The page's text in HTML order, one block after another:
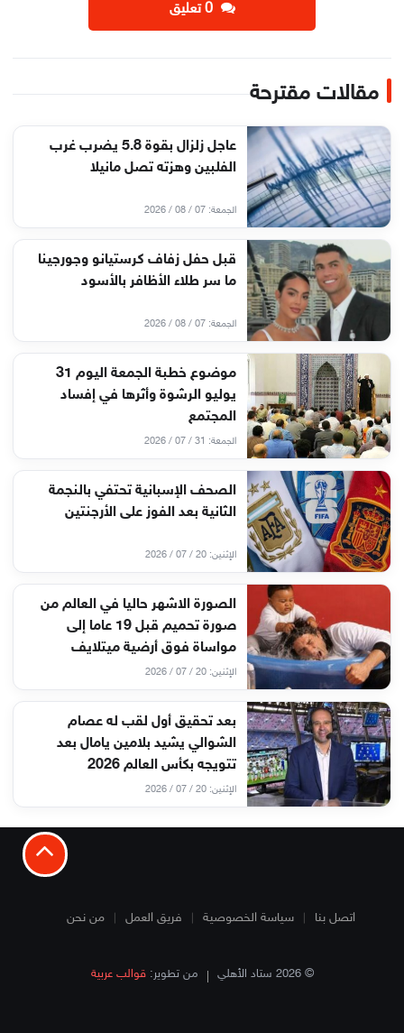
‫0 تعليق
مقالات مقترحة
عاجل زلزال بقوة 5.8 يضرب غرب
الفلبين وهزته تصل مانيلا
الجمعة: 07 / 08 / 2026
قبل حفل زفاف كرستيانو وجورجينا
ما سر طلاء الأظافر بالأسود
الجمعة: 07 / 08 / 2026
موضوع خطبة الجمعة اليوم 31
يوليو الرشوة وأثرها في إفساد
المجتمع
الجمعة: 31 / 07 / 2026
الصحف الإسبانية تحتفي بالنجمة
الثانية بعد الفوز على الأرجنتين
الإثنين: 20 / 07 / 2026
الصورة الاشهر حاليا في العالم من
صورة تحميم قبل 19 عاما إلى
مواساة فوق أرضية ميتلايف
الإثنين: 20 / 07 / 2026
بعد تحقيق أول لقب له عصام
الشوالي يشيد بلامين يامال بعد
تتويجه بكأس العالم 2026
الإثنين: 20 / 07 / 2026
اتصل بنا سياسة الخصوصية فريق العمل من نحن
© 2026 ستاد الأهلي من تطوير:قوالب عربية